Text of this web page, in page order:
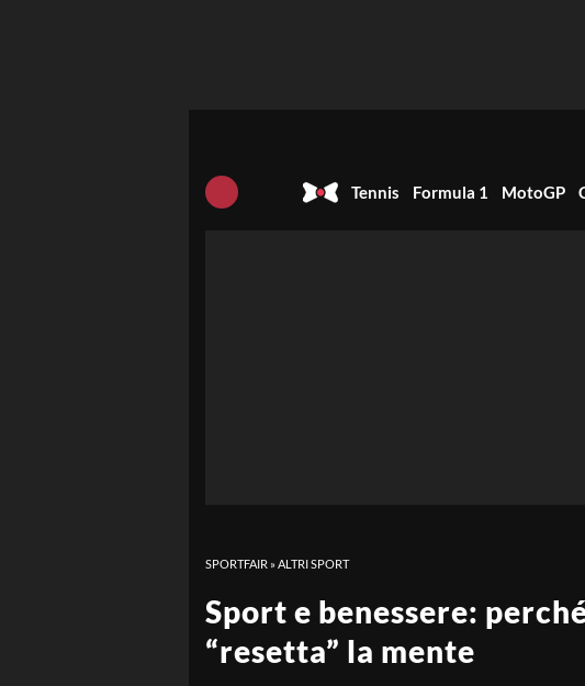
Tennis Formula 1 MotoGP
SPORTFAIR »ALTRI SPORT
Sport e benessere:
“resetta” la mente